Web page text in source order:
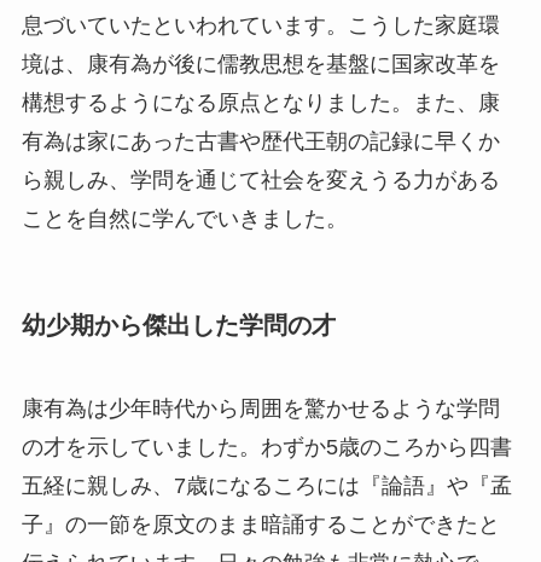
息づいていたといわれています。こうした家庭環
境は、康有為が後に儒教思想を基盤に国家改革を
構想するようになる原点となりました。また、康
有為は家にあった古書や歴代王朝の記録に早くか
ら親しみ、学問を通じて社会を変えうる力がある
ことを自然に学んでいきました。
幼少期から傑出した学問の才
康有為は少年時代から周囲を驚かせるような学問
の才を示していました。わずか5歳のころから四書
五経に親しみ、7歳になるころには『論語』や『孟
子』の一節を原文のまま暗誦することができたと